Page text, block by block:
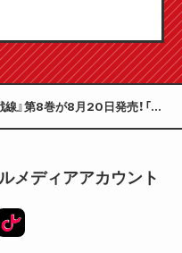
線』第8巻が8月20日発売！「ア
メディアアカウント